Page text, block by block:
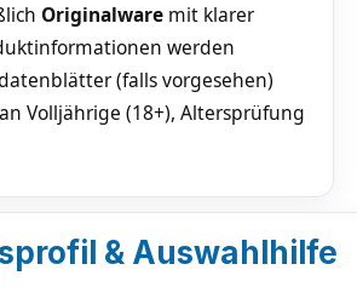
Originalware mit klarer
werden
(falls vorgesehen)
Volljährige (18+), Altersprüfung
& Auswahlhilfe